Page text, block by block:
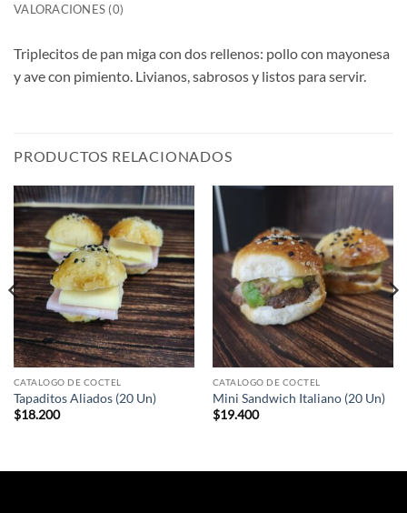
VALORACIONES (0)
Triplecitos de pan miga con dos rellenos: pollo con mayonesa
y ave con pimiento. Livianos, sabrosos y listos para servir.
PRODUCTOS RELACIONADOS
CATALOGO DE COCTEL
Tapaditos Aliados (20 Un)
$18.200
CATALOGO DE COCTEL
Mini Sandwich Italiano (20 Un)
$19.400